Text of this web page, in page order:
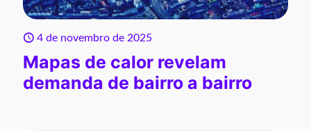
4 de novembro de 2025
Mapas de calor revelam
demanda de bairro a bairro